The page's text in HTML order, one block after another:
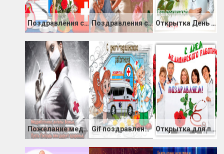
Поздравления с днём медицинской сестры коллегам Поздравления с днем медицинской сестры Открытка День медицинской сестры бесплатно
Пожелание медработникам Gif поздравление с днем медицинского работника Открытка для поздравлений на день Медика